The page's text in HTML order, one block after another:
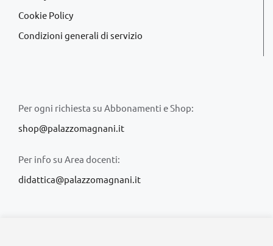
Cookie Policy
Condizioni generali di servizio
Per ogni richiesta su Abbonamenti e Shop:
shop@palazzomagnani.it
Per info su Area docenti:
didattica@palazzomagnani.it